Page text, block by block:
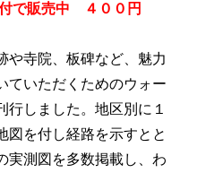
で販売中 ４００円
寺院、板碑など、魅力
ていただくためのウォー
しました。地区別に１
図を付し経路を示すとと
実測図を多数掲載し、わ